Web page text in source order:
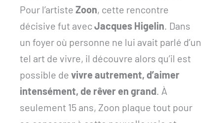
Pour l’artisteZoon, cette rencontre
décisive fut avecJacques Higelin . Dans
un foyer où personne ne lui avait parlé d’un
tel art de vivre, il découvre alors qu’il est
possible devivre autrement, d’aimer
intensément, de rêver en grand . À
seulement 15 ans, Zoon plaque tout pour